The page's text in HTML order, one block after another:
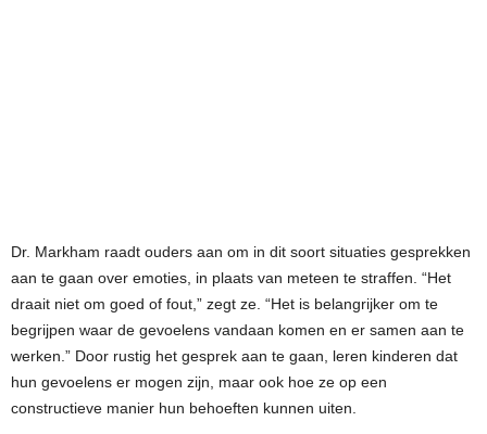
Dr. Markham raadt ouders aan om in dit soort situaties gesprekken
aan te gaan over emoties, in plaats van meteen te straffen. “Het
draait niet om goed of fout,” zegt ze. “Het is belangrijker om te
begrijpen waar de gevoelens vandaan komen en er samen aan te
werken.” Door rustig het gesprek aan te gaan, leren kinderen dat
hun gevoelens er mogen zijn, maar ook hoe ze op een
constructieve manier hun behoeften kunnen uiten.